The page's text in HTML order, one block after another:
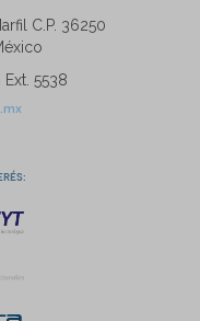
C.P. 36250
5538